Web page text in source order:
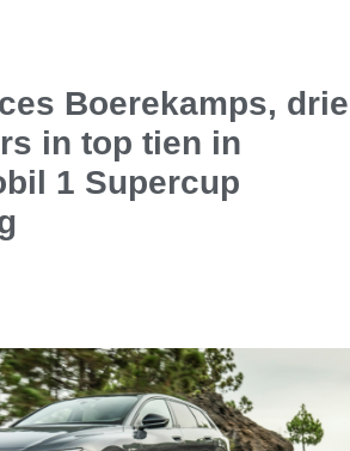
Boerekamps, drie
in top tien in
1 Supercup